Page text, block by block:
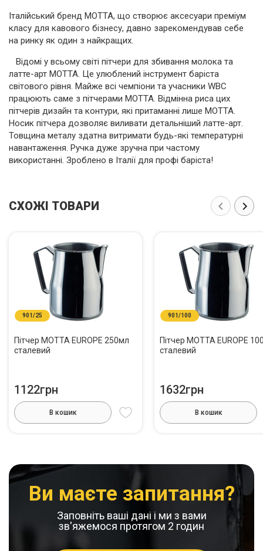
Італійський бренд MOTTA, що створює аксесуари преміум
класу для кавового бізнесу, давно зарекомендував себе
на ринку як один з найкращих.
Відомі у всьому світі пітчери для збивання молока та
латте-арт МОТТА. Це улюблений інструмент баріста
світового рівня. Майже всі чемпіони та учасники WBC
працюють саме з пітчерами МОТТА. Відмінна риса цих
пітчерів дизайн та контури, які притаманні лише МОТТА.
Носик пітчера дозволяє виливати детальніший латте-арт.
Товщина металу здатна витримати будь-які температурні
навантаження. Ручка дуже зручна при частому
використанні. Зроблено в Італії для профі баріста!
СХОЖІ ТОВАРИ
901/25
Пітчер MOTTA EUROPE 250мл
сталевий
1122грн
В кошик
901/100
Пітчер MOTTA EUROPE
сталевий
1632грн
В кошик
Ви маєте запитання?
Заповніть ваші дані і ми з вами
зв'яжемося протягом 2 годин